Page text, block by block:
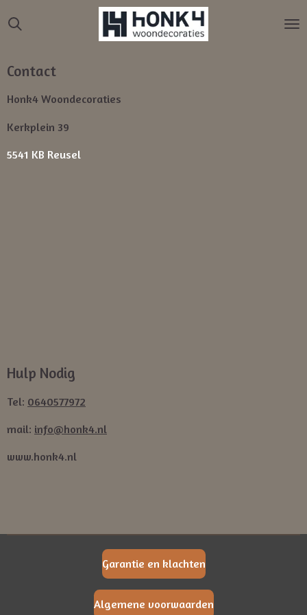
Ga
direct
de
hoofdinhoud
Contact
Honk4 Woondecoraties
Kerkplein 39
5541 KB Reusel
Hulp Nodig
Tel: 0640577972
mail: info@honk4.nl
www.honk4.nl
Garantie en klachten
Algemene voorwaarden